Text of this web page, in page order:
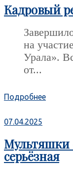
Кадровый
на
Урала».
от...
Подробнее
07.04.2025
Мультяшки
серьёзная